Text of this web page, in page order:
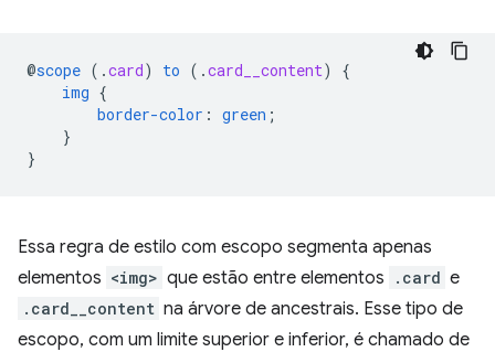
@scope ( .card) to ( .card__content)
{
img {
border-color : green ;
}
}
Essa regra de estilo com escopo segmenta apenas
elementos <img> que estão entre elementos .card e
.card__content na árvore de ancestrais. Esse tipo de
escopo, com um limite superior e inferior, é chamado de